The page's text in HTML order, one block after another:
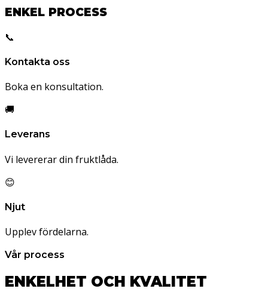
ENKEL PROCESS
📞
Kontakta oss
Boka en konsultation.
🚚
Leverans
Vi levererar din fruktlåda.
😊
Njut
Upplev fördelarna.
Vår process
ENKELHET OCH KVALITET